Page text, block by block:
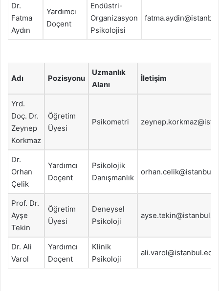
Dr.
Fatma
Aydın
Yardımcı
Doçent
Endüstri-
Organizasyon
Psikolojisi
Adı Pozisyonu
Uzmanlık
Alanı
İletişim
Yrd.
Doç. Dr.
Zeynep
Korkmaz
Öğretim
Üyesi
Psikometri
Dr.
Orhan
Çelik
Yardımcı
Doçent
Psikolojik
Danışmanlık
Prof. Dr.
Ayşe
Tekin
Öğretim
Üyesi
Deneysel
Psikoloji
Dr. Ali
Varol
Yardımcı
Doçent
Klinik
Psikoloji